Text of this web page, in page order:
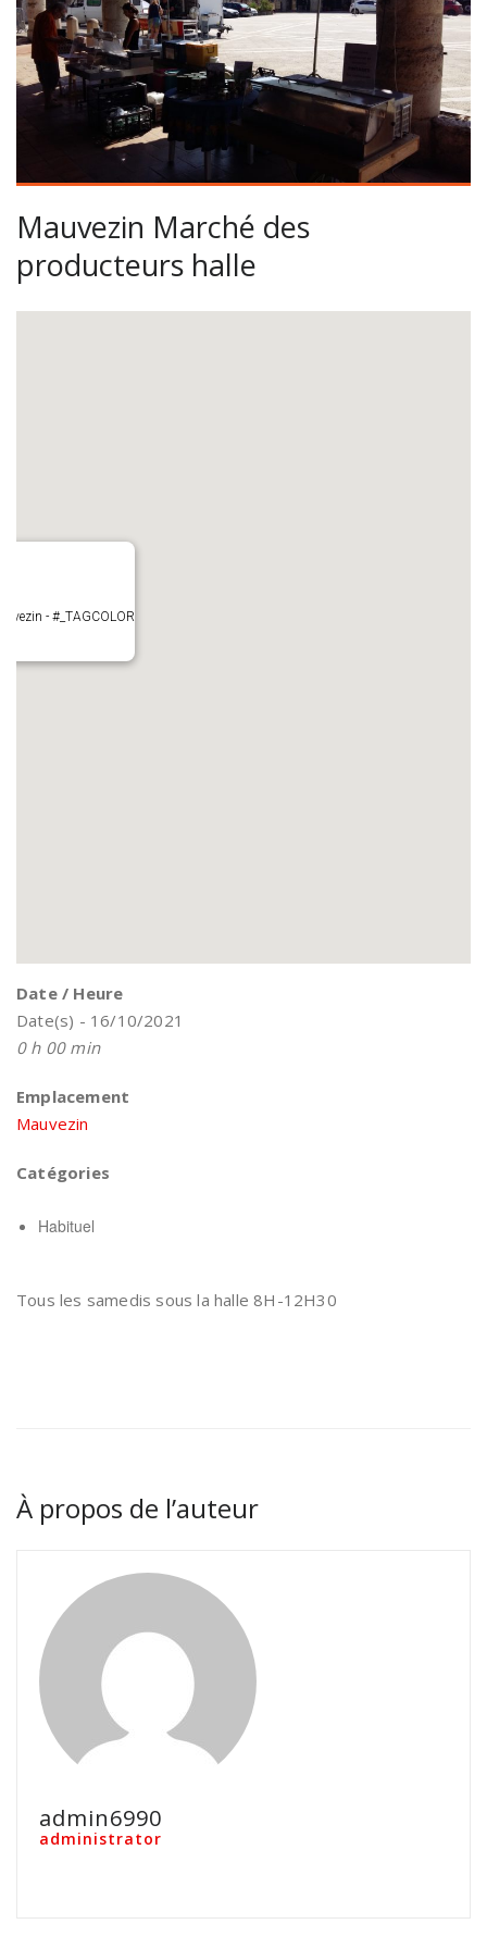
Mauvezin Marché des
producteurs halle
- #_TAGCOLOR
Date / Heure
Date(s) - 16/10/2021
0 h 00 min
Emplacement
Mauvezin
Catégories
Habituel
Tous les samedis sous la halle 8H-12H30
À propos de l’auteur
admin6990
administrator